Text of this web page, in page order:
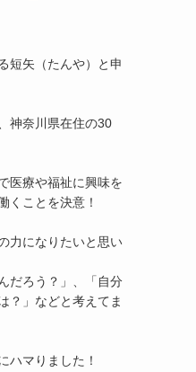
短矢（たんや）と申
神奈川県在住の30
医療や福祉に興味を
くことを決意！
力になりたいと思い
だろう？」、「自分
？」などと考えてま
ハマりました！